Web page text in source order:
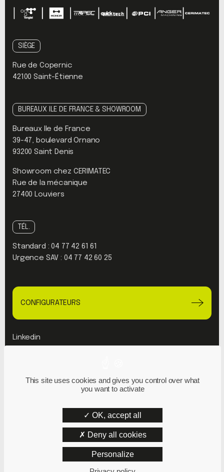
SIÈGE
Rue de Copernic
42100 Saint-Étienne
BUREAUX ILE DE FRANCE & SHOWROOM
Bureaux Ile de France
39-47, boulevard Ornano
93200 Saint Denis
Showroom chez CERIMATEC
Rue de la mécanique
27400 Louviers
TÉL.
Standard : 04 77 42 61 61
Urgence SAV : 04 77 42 60 25
CONFIGURATEURS
Linkedin
Plan du site
This site uses cookies and gives you control over what
you want to activate
OK, accept all
Deny all cookies
Personalize